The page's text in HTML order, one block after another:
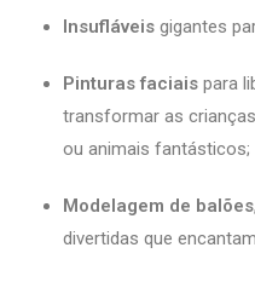
Insufláveis gigantes
Pinturas faciais para
transformar as
ou animais fantásticos;
Modelagem de balões
divertidas que